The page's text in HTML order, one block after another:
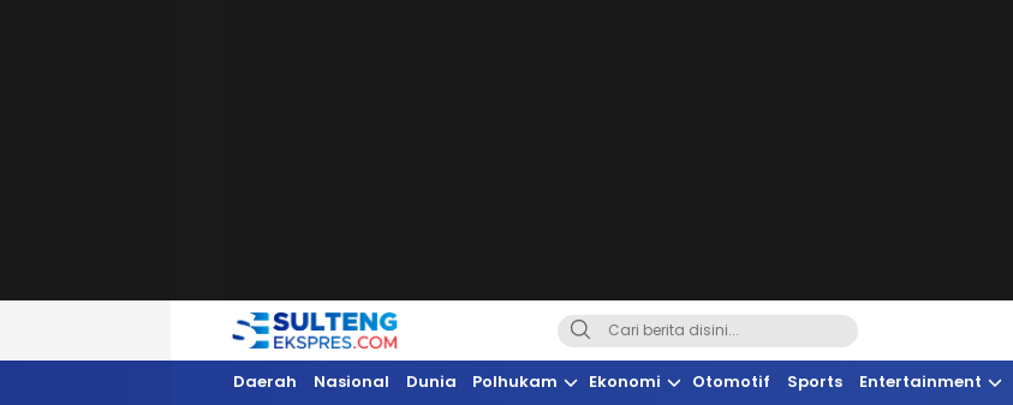
Sultengekspres.com
Berita Seputar Sulteng Hari Ini, Update Terkini, Suaranya Rakyat Sulteng
Daerah Nasional Dunia Polhukam Ekonomi Otomotif Sports Entertainment